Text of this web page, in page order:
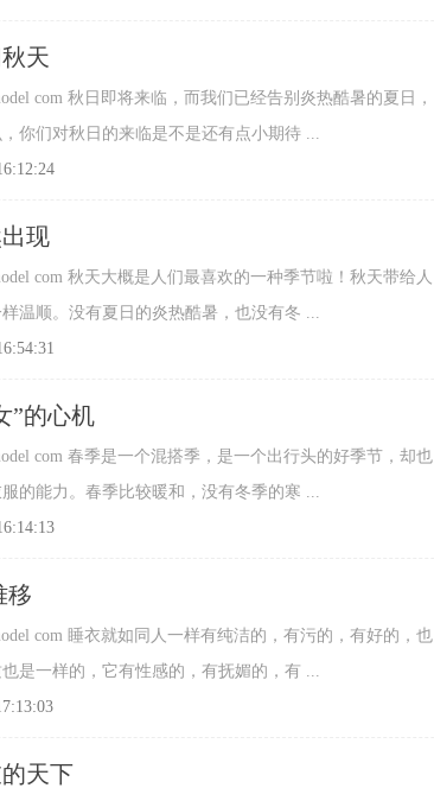
天
com 秋日即将来临，而我们已经告别炎热酷暑的夏日，
你们对秋日的来临是不是还有点小期待 ...
现
com 秋天大概是人们最喜欢的一种季节啦！秋天带给人
温顺。没有夏日的炎热酷暑，也没有冬 ...
”的心机
com 春季是一个混搭季，是一个出行头的好季节，却也
的能力。春季比较暖和，没有冬季的寒 ...
移
com 睡衣就如同人一样有纯洁的，有污的，有好的，也
是一样的，它有性感的，有抚媚的，有 ...
天下